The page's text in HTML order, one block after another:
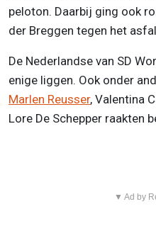
peloton. Daarbij ging ook
der Breggen tegen het
De Nederlandse van SD
enige liggen. Ook onder
Marlen Reusser, Valentina
Lore De Schepper raakten
▼ Ad by